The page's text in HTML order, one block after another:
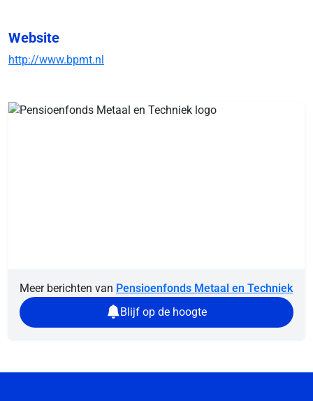
Website
http://www.bpmt.nl
Meer berichten van Pensioenfonds Metaal en Techniek
Blijf op de hoogte